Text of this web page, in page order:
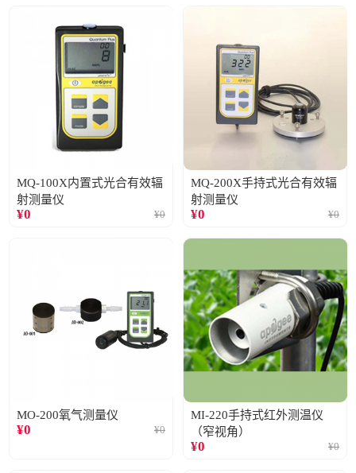
MQ-100X内置式光合有效辐
射测量仪
¥0 ¥0
MQ-200X手持式光合有效辐
射测量仪
¥0 ¥0
MO-200氧气测量仪
¥0 ¥0
MI-220手持式红外测温仪
（窄视角）
¥0 ¥0